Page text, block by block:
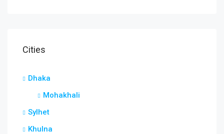
Cities
Dhaka
Mohakhali
Sylhet
Khulna